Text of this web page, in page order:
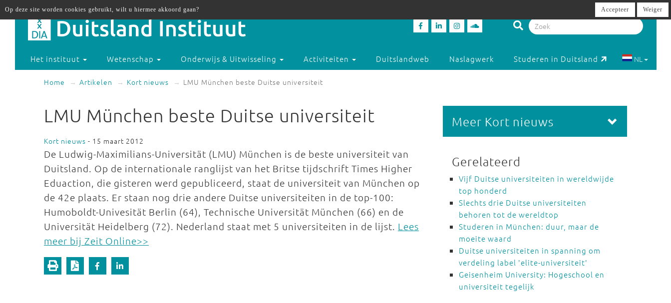
Het instituut Wetenschap Onderwijs & Uitwisseling Activiteiten Duitslandweb Naslagwerk Studeren in Duitsland NL
Home Artikelen Kort nieuws LMU München beste Duitse universiteit
LMU München beste Duitse universiteit
Kort nieuws - 15 maart 2012
De Ludwig-Maximilians-Universität (LMU) München is de beste universiteit van
Duitsland. Op de internationale ranglijst van het Britse tijdschrift Times Higher
Eduaction, die gisteren werd gepubliceerd, staat de universiteit van München op
de 42e plaats. Er staan nog drie andere Duitse universiteiten in de top-100:
Humoboldt-Univesität Berlin (64), Technische Universität München (66) en de
Universität Heidelberg (72). Nederland staat met 5 universiteiten in de lijst. Lees
meer bij Zeit Online>>
Meer Kort nieuws
Gerelateerd
Vijf Duitse universiteiten in wereldwijde
top honderd
Slechts drie Duitse universiteiten
behoren tot de wereldtop
Studeren in München: duur, maar de
moeite waard
Duitse universiteiten in spanning om
verdeling label 'elite-universiteit'
Geisenheim University: Hogeschool en
universiteit tegelijk
Op deze site worden cookies gebruikt, wilt u hiermee akkoord gaan? Accepteer Weiger